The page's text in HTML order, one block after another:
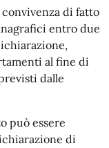
di fatto
entro due
al fine di
dalle
può essere
di